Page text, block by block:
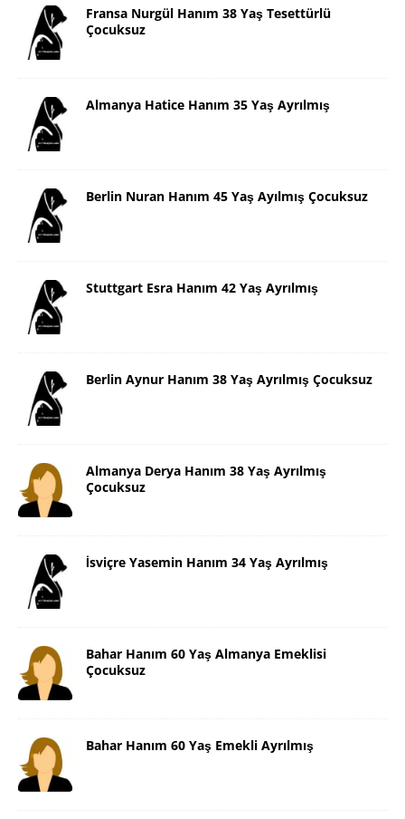
Fransa Nurgül Hanım 38 Yaş Tesettürlü
Çocuksuz
Almanya Hatice Hanım 35 Yaş Ayrılmış
Berlin Nuran Hanım 45 Yaş Ayılmış Çocuksuz
Stuttgart Esra Hanım 42 Yaş Ayrılmış
Berlin Aynur Hanım 38 Yaş Ayrılmış Çocuksuz
Almanya Derya Hanım 38 Yaş Ayrılmış
Çocuksuz
İsviçre Yasemin Hanım 34 Yaş Ayrılmış
Bahar Hanım 60 Yaş Almanya Emeklisi
Çocuksuz
Bahar Hanım 60 Yaş Emekli Ayrılmış